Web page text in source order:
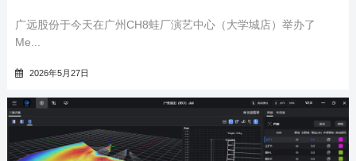
广远股份于今天在广州CH8蛙厂演艺中心（大学城店）举办了
Me...
2026年5月27日